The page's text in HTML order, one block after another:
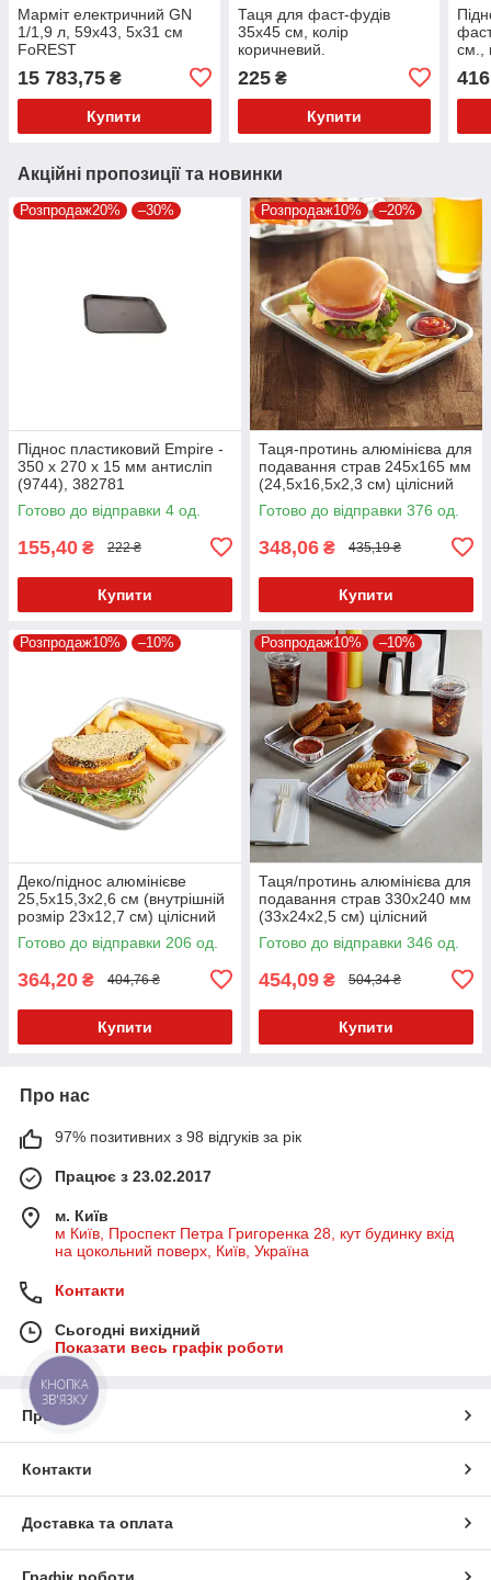
Марміт електричний GN
1/1,9 л, 59х43, 5х31 см
FoREST
15 783,75 ₴
Купити
Таця для фаст-фудів
35х45 см, колір
коричневий.
225₴
Купити
см.,
416
Акційні пропозиції та новинки
Розпродаж20% –30%
Піднос пластиковий Empire -
350 x 270 x 15 мм антисліп
(9744), 382781
Готово до відправки 4 од.
155,40 ₴ 222 ₴
Купити
Розпродаж10% –20%
Таця-протинь алюмінієва для
подавання страв 245х165 мм
(24,5х16,5х2,3 см) цілісний
Готово до відправки 376 од.
348,06 ₴ 435,19 ₴
Купити
Розпродаж10% –10%
Деко/піднос алюмінієве
25,5х15,3х2,6 см (внутрішній
розмір 23х12,7 см) цілісний
Kaap-prof
Готово до відправки 206 од.
364,20 ₴ 404,76 ₴
Купити
Розпродаж10% –10%
Таця/протинь алюмінієва для
подавання страв 330х240 мм
(33х24х2,5 см) цілісний
Готово до відправки 346 од.
454,09 ₴ 504,34 ₴
Купити
Про нас
97% позитивних з 98 відгуків за рік
Працює з 23.02.2017
м. Київ
м Київ, Проспект Петра Григоренка 28, кут будинку вхід
на цокольний поверх, Київ, Україна
Контакти
Сьогодні вихідний
Показати весь графік роботи
Про нас
Контакти
Доставка та оплата
КНОПКА
ЗВ'ЯЗКУ